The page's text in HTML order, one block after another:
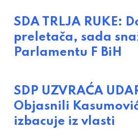
SDA TRLJA RUKE:
preletača, sada
Parlamentu F BiH
SDP UZVRAĆA
Objasnili
izbacuje iz vlasti